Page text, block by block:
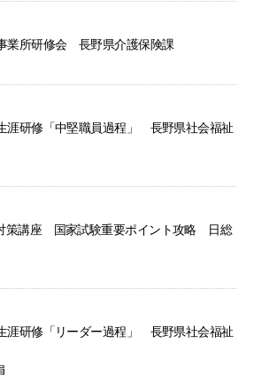
業所研修会 長野県介護保険課
研修「中堅職員過程」 長野県社会福祉
策講座 国家試験重要ポイント攻略 日総
研修「リーダー過程」 長野県社会福祉